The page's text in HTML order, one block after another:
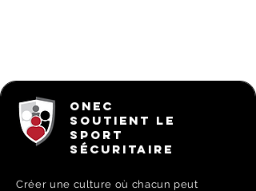
ONEC
SOUTIENT LE
SPORT
SÉCURITAIRE
Créer une culture où chacun peut